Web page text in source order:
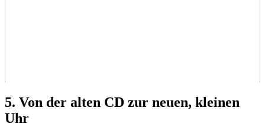
5. Von der alten CD zur neuen, kleinen
Uhr